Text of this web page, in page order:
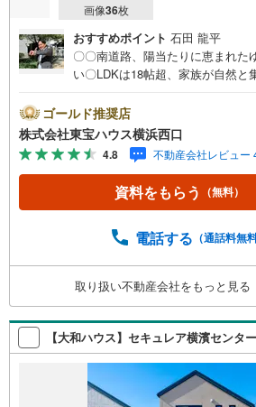
画像36枚
おすすめポイント 石田 龍平
〇〇南道路、陽当たりに恵まれた
い〇LDKは18帖超、家族が自然と
ーーー当店で物件を成約すると
らえる「Yahoo！ 不動産 物件ご成
になります。「資料をもらう」「
からお問い合わせください。※必ず
グインしてください。※PayPay
渡はできません。有効期限は付与
融機関/都市銀行利率/年利 0.95％
時のものとなります。金利情勢に
る場合があります。ーーーーーー
ーーーーーーーー
ゴールド推奨店
株式会社東宝ハウス横浜西口
4.8 不動産会社レビュー
資料をもらう （無料）
電話する （通話料無料
取り扱い不動産会社をもっと見る